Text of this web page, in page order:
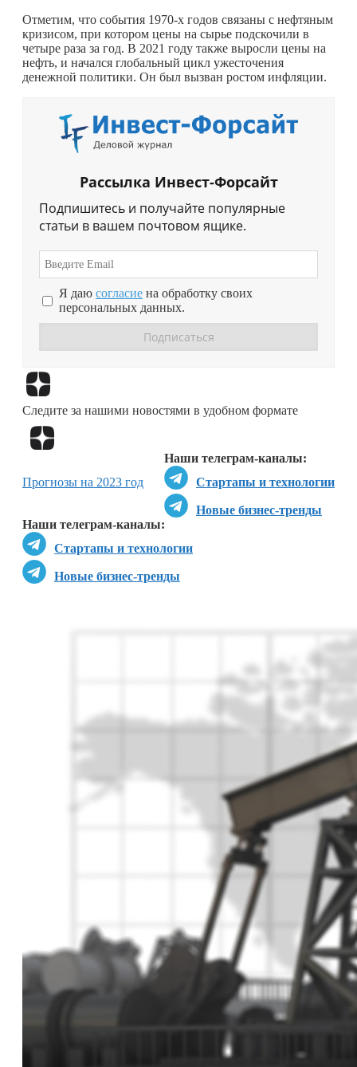
Отметим, что события 1970-х годов связаны с нефтяным
кризисом, при котором цены на сырье подскочили в
четыре раза за год. В 2021 году также выросли цены на
нефть, и начался глобальный цикл ужесточения
денежной политики. Он был вызван ростом инфляции.
Рассылка Инвест-Форсайт
Подпишитесь и получайте популярные
статьи в вашем почтовом ящике.
Я даю согласие на обработку своих
персональных данных.
Следите за нашими новостями в удобном формате
Наши телеграм-каналы:
Стартапы и технологии
Новые бизнес-тренды
Наши телеграм-каналы:
Стартапы и технологии
Новые бизнес-тренды
Прогнозы на 2023 год